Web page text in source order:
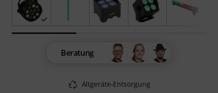
Beratung
Altgeräte-Entsorgung